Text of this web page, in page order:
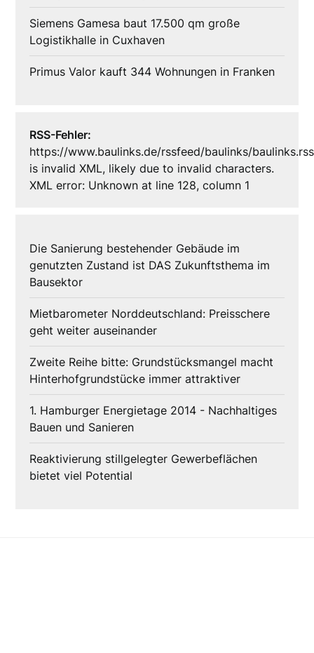
Siemens Gamesa baut 17.500 qm große
Logistikhalle in Cuxhaven
Primus Valor kauft 344 Wohnungen in Franken
RSS-Fehler:
https://www.baulinks.de/rssfeed/baulinks/baulinks.rss
is invalid XML, likely due to invalid characters.
XML error: Unknown at line 128, column 1
Die Sanierung bestehender Gebäude im
genutzten Zustand ist DAS Zukunftsthema im
Bausektor
Mietbarometer Norddeutschland: Preisschere
geht weiter auseinander
Zweite Reihe bitte: Grundstücksmangel macht
Hinterhofgrundstücke immer attraktiver
1. Hamburger Energietage 2014 - Nachhaltiges
Bauen und Sanieren
Reaktivierung stillgelegter Gewerbeflächen
bietet viel Potential